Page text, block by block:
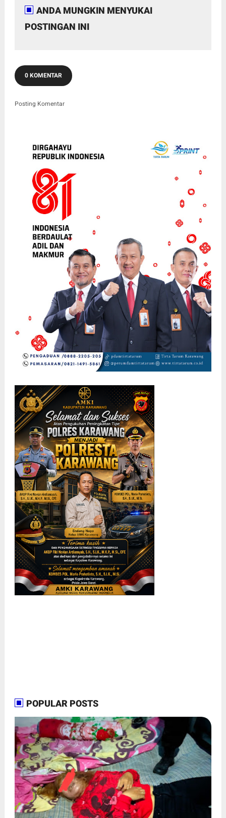
ANDA MUNGKIN MENYUKAI
POSTINGAN INI
0 KOMENTAR
Posting Komentar
POPULAR POSTS